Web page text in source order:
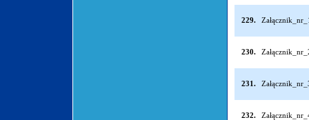
229.
230.
231.
232.